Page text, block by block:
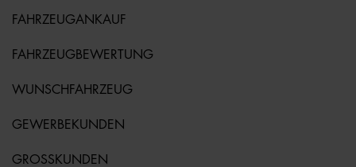
FAHRZEUGANKAUF
FAHRZEUGBEWERTUNG
WUNSCHFAHRZEUG
GEWERBEKUNDEN
GROSSKUNDEN